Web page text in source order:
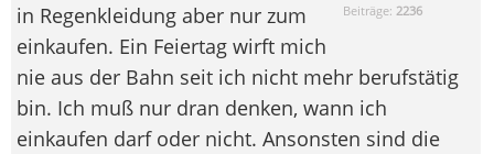
Beiträge: 2236
in Regenkleidung aber nur zum
einkaufen. Ein Feiertag wirft mich
nie aus der Bahn seit ich nicht mehr berufstätig
bin. Ich muß nur dran denken, wann ich
einkaufen darf oder nicht. Ansonsten sind die